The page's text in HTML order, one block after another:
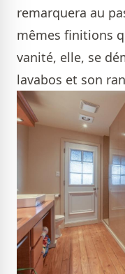
remarquera au
mêmes finitions
vanité, elle, se
lavabos et son